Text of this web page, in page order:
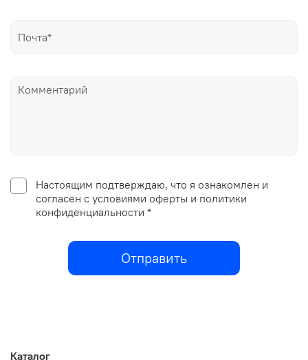
Настоящим подтверждаю, что я ознакомлен и
согласен с условиями оферты и политики
конфиденциальности *
Отправить
Каталог